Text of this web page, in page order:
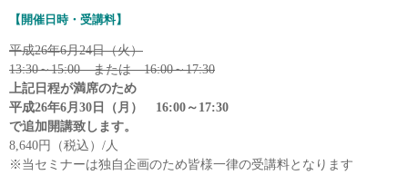
【開催日時・受講料】
平成26年6月24日（火）
13:30～15:00 または 16:00～17:30
上記日程が満席のため
平成26年6月30日（月） 16:00～17:30
で追加開講致します。
8,640円（税込）/人
※当セミナーは独自企画のため皆様一律の受講料となります